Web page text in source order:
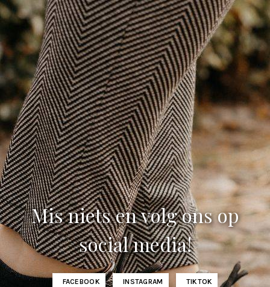
Mis niets en volg ons op
social media!
FACEBOOK INSTAGRAM TIKTOK